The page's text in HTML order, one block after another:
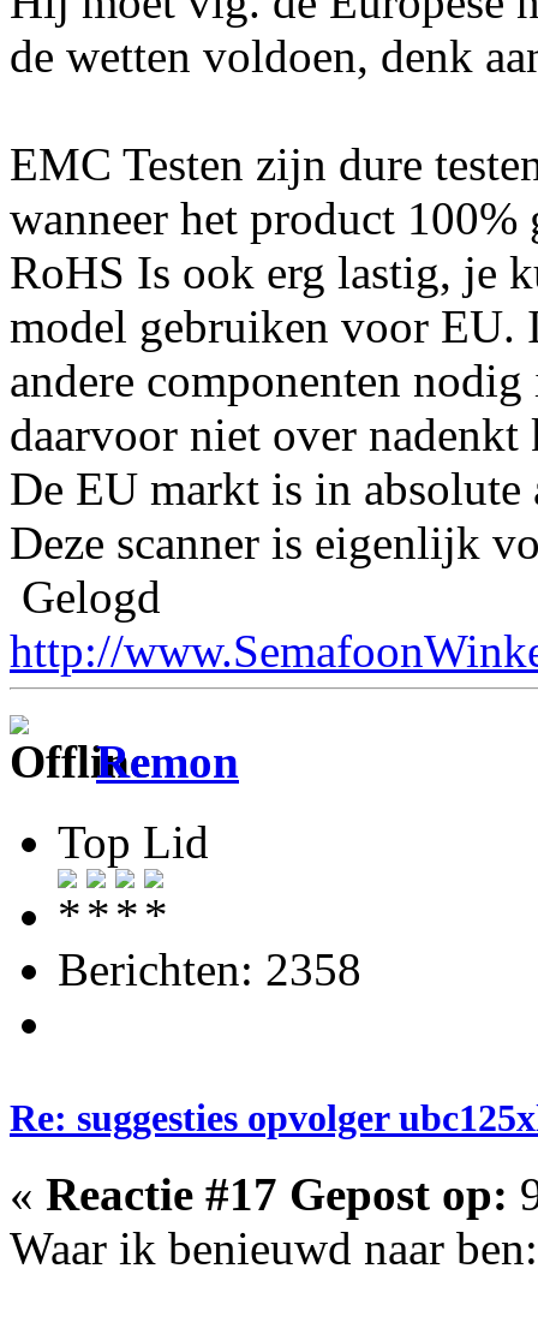
de wetten voldoen, denk
EMC Testen zijn dure
wanneer het product 100%
RoHS Is ook erg lastig, je
model gebruiken voor EU.
andere componenten
daarvoor niet over
De EU markt is in
Deze scanner is eigenlijk
Gelogd
http://
Remon
Top Lid
Berichten: 2358
Re: suggesties opvolger
« Reactie #17 Gepost op:
Waar ik benieuwd naar ben: